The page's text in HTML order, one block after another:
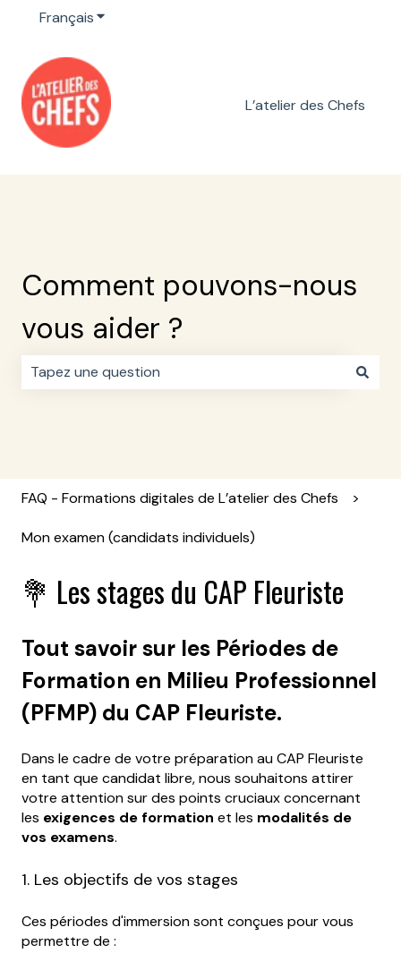
FrançaisAfficher le sous-menu pour les traductions
L’atelier des Chefs
Comment pouvons-nous
vous aider ?
FAQ - Formations digitales de L’atelier des Chefs
Mon examen (candidats individuels)
💐 Les stages du CAP Fleuriste
Tout savoir sur les Périodes de
Formation en Milieu Professionnel
(PFMP) du CAP Fleuriste.
Dans le cadre de votre préparation au CAP Fleuriste
en tant que candidat libre, nous souhaitons attirer
votre attention sur des points cruciaux concernant
les exigences de formation et les modalités de
vos examens.
1. Les objectifs de vos stages
Ces périodes d'immersion sont conçues pour vous
permettre de :